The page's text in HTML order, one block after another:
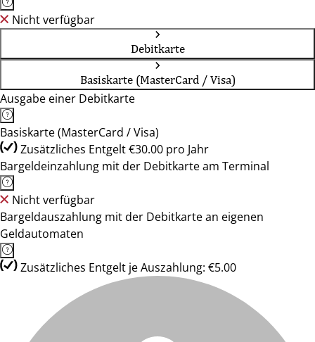
Nicht verfügbar
Debitkarte
Basiskarte (MasterCard / Visa)
Ausgabe einer Debitkarte
Basiskarte (MasterCard / Visa)
Zusätzliches Entgelt €30.00 pro Jahr
Bargeldeinzahlung mit der Debitkarte am Terminal
Nicht verfügbar
Bargeldauszahlung mit der Debitkarte an eigenen
Geldautomaten
Zusätzliches Entgelt je Auszahlung: €5.00